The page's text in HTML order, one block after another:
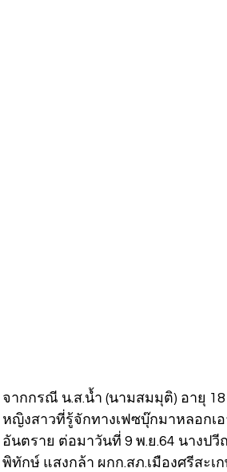
จากกรณี น.ส.น้ำ (นามสมมุติ) อายุ
หญิงสาวที่รู้จักทางเฟซบุ๊กมาหลอกเ
อันตราย ต่อมาวันที่ 9 พ.ย.64 นางป
พิทักษ์ แสงกล้า ผกก.สภ.เมืองศรีสะ